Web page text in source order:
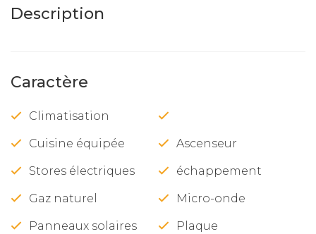
Description
Caractère
Climatisation
Cuisine équipée Ascenseur
Stores électriques échappement
Gaz naturel Micro-onde
Panneaux solaires
Plaque